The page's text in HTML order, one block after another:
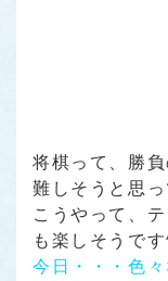
将棋って、勝
難しそうと思
こうやって、
も楽しそうで
今日・・・色